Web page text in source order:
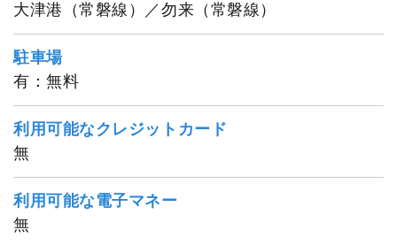
大津港（常磐線）／勿来（常磐線）
駐車場
有：無料
利用可能なクレジットカード
無
利用可能な電子マネー
無